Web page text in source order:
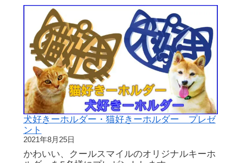
伝
方
法
で
で
き
る
ス
マ
ト
フ
ォ
ン
広
告
犬好きーホルダー・猫好きーホルダー プレゼ
ント
2021年8月25日
かわいい、クールスマイルのオリジナルキーホ